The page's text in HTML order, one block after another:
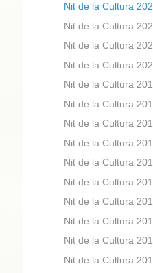
Nit de la Cultura
Nit de la Cultura
Nit de la Cultura
Nit de la Cultura
Nit de la Cultura
Nit de la Cultura
Nit de la Cultura
Nit de la Cultura
Nit de la Cultura
Nit de la Cultura
Nit de la Cultura
Nit de la Cultura
Nit de la Cultura
Nit de la Cultura